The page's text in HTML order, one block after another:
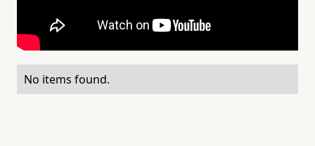
No items found.